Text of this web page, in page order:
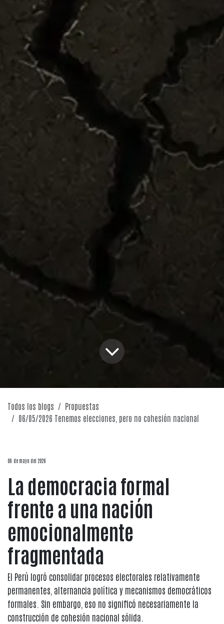
Todos los blogs
Propuestas
06/05/2026 Tenemos elecciones, pero no cohesión nacional
06 de mayo del 2026
La democracia formal
frente a una nación
emocionalmente
fragmentada
El Perú logró consolidar procesos electorales relativamente
permanentes, alternancia política y mecanismos democráticos
formales. Sin embargo, eso no significó necesariamente la
construcción de cohesión nacional sólida.